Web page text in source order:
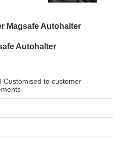
Magsafe Autohalter
Autohalter